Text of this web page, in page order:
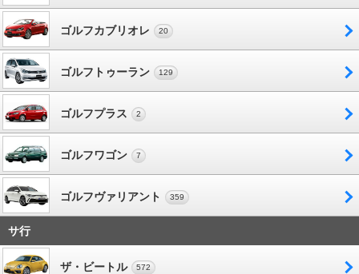
ゴルフカブリオレ 20
ゴルフトゥーラン 129
ゴルフプラス 2
ゴルフワゴン 7
ゴルフヴァリアント 359
サ行
ザ・ビートル 572